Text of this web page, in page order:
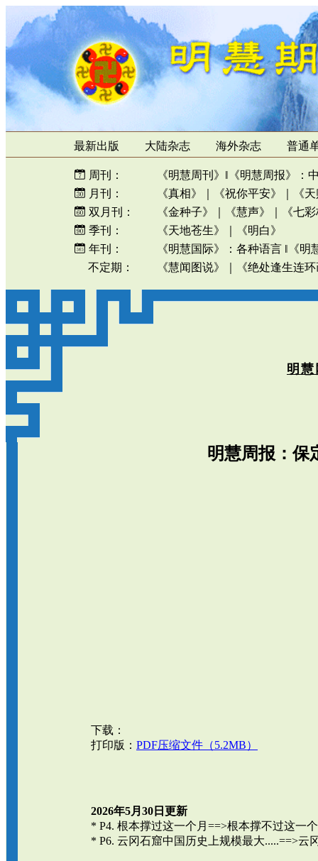
最新出版 大陆杂志 海外杂志 普通
周刊： 《明慧周刊》 ‖ 《明慧周报》 ：
月刊：
《真相》 《祝你平安》
《
双月刊：
《金种子》 《慧声》
《七
季刊：
《天地苍生》
《明白》
年刊：
《明慧国际》 ： 各种语言 ‖ 《明
不定期：
《慧闻图说》 《绝处逢生连
明慧
明慧周报：保
下载：
打印版： PDF压缩文件（5.2MB）
2026年5月30日更新
* P4. 根本撑过这一个月==>根本撑不过这一
* P6. 云冈石窟中国历史上规模最大.....==>云